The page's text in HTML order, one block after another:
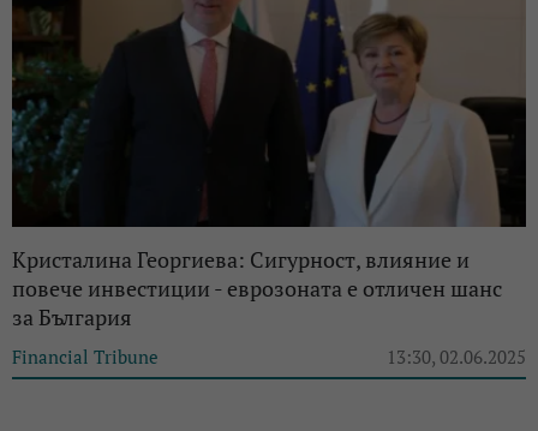
Кристалина Георгиева: Сигурност, влияние и
повече инвестиции - еврозоната е отличен шанс
за България
Financial Tribune 13:30, 02.06.2025